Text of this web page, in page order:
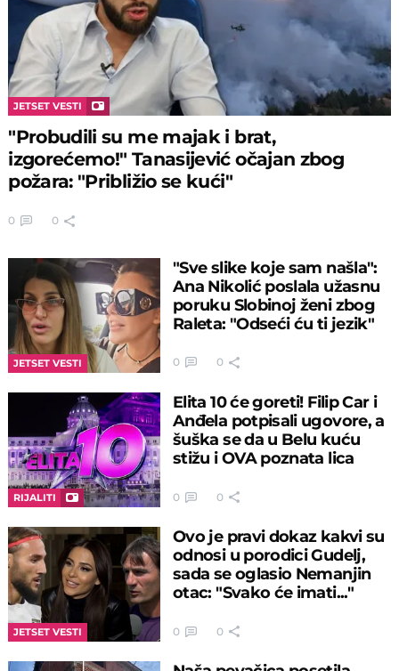
JETSET VESTI
"Probudili su me majak i brat,
izgorećemo!" Tanasijević očajan zbog
požara: "Približio se kući"
0 0
JETSET VESTI
"Sve slike koje sam našla":
Ana Nikolić poslala užasnu
poruku Slobinoj ženi zbog
Raleta: "Odseći ću ti jezik"
0 0
RIJALITI
Elita 10 će goreti! Filip Car i
Anđela potpisali ugovore, a
šuška se da u Belu kuću
stižu i OVA poznata lica
0 0
JETSET VESTI
Ovo je pravi dokaz kakvi su
odnosi u porodici Gudelj,
sada se oglasio Nemanjin
otac: "Svako će imati..."
0 0